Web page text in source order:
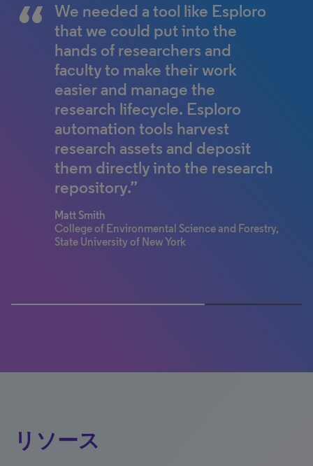
One of the reasons for
choosing Clarivate is their long-
standing expertise in
bibliometric analysis. We
needed a partner whose
reputation would provide
reassurance that the analysis of
research outputs is
independent, of the highest
quality and that the numbers
are reliable.”
Magda Gunn
Scientific Project Manager, Strategic Area
Our Research Development
Services and individual
researchers alike rely on Pivot-
RP to ensure no grant
opportunity is missed.”
Daniel Moseke
Associate Director, Strategy and Special
Projects, University of Arizona
We needed a tool like Esploro
that we could put into the
hands of researchers and
faculty to make their work
easier and manage the
research lifecycle. Esploro
automation tools harvest
research assets and deposit
them directly into the research
repository.”
Matt Smith
College of Environmental Science and Forestry,
State University of New York
Web of Science and InCites
data informs the successful
outcomes published in our USF
annual report. We are able to
show that the most influential
research at USF is conducted
by groups of researchers who,
among other characteristics,
are located around the world.”
Laurel Thomas
International Research and Global Engagement
Data Manager, USF World University of South
Florida
リソース